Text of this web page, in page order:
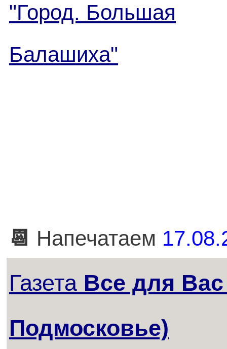
"Город. Большая
Балашиха"
📆 Напечатаем
Газета Все для
Подмосковье)